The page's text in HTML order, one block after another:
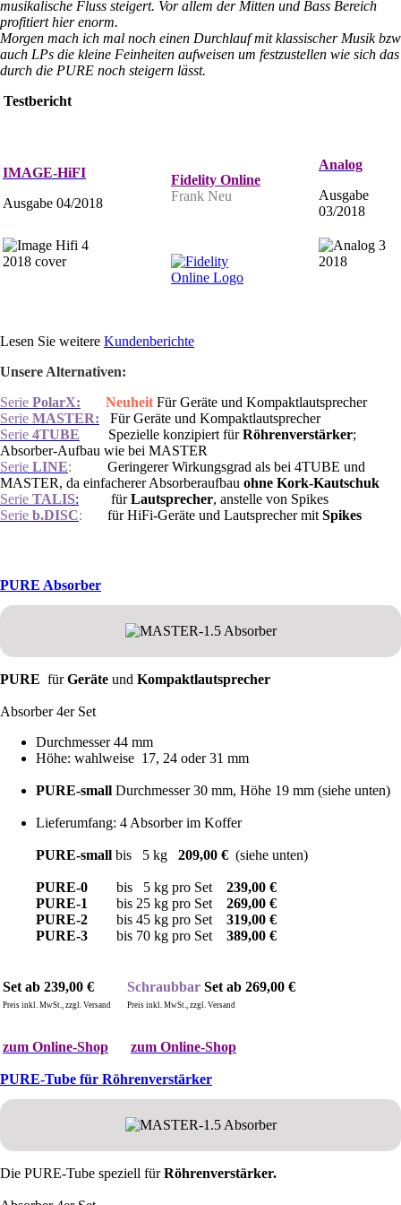
musikalische Fluss steigert. Vor allem der Mitten und Bass Bereich
profitierthier enorm.
Morgen mach ich mal noch einen Durchlauf mit klassischer Musik bzw
auch LPs die kleine Feinheiten aufweisen um festzustellen wie sich das
durch die PURE noch steigern lässt.
Testbericht
IMAGE-HiFI
Ausgabe 04/2018
Fidelity Online
Frank Neu
Analog
Ausgabe
03/2018
Lesen Sie weitere Kundenberichte
Unsere Alternativen:
Serie PolarX: Neuheit Für Geräte und Kompaktlautsprecher
Serie MASTER:
Für Geräte und Kompaktlautsprecher
Serie 4TUBE Spezielle konzipiert fürRöhrenverstärker;
Absorber-Aufbau wie bei MASTER
Serie LINE: Geringerer Wirkungsgrad als bei 4TUBE und
MASTER, da einfacherer Absorberaufbau ohne Kork-Kautschuk
Serie TALIS: fürLautsprecher, anstelle von Spikes
Serie b.DISC: für HiFi-Geräte und Lautsprecher mit Spikes
PURE Absorber
PURE fürGeräte und Kompaktlautsprecher
Absorber 4er Set
Durchmesser 44 mm
Höhe: wahlweise 17, 24 oder 31 mm
PURE-small Durchmesser 30 mm, Höhe 19 mm (siehe unten)
Lieferumfang: 4 Absorber im Koffer
PURE-small bis 5 kg 209,00 € (siehe unten)
PURE-0 bis 5 kg pro Set 239,00 €
PURE-1
bis 25 kg pro Set 269,00 €
PURE-2
bis 45 kg pro Set 319,00 €
PURE-3 bis 70 kg pro Set 389,00 €
Set ab 239,00 €
Preis inkl. MwSt., zzgl. Versand
Schraubbar Set ab 269,00 €
Preis inkl. MwSt., zzgl. Versand
zum Online-Shop zum Online-Shop
PURE-Tube für Röhrenverstärker
Die PURE-Tube speziell fürRöhrenverstärker.